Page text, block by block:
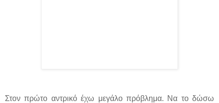
Στον πρώτο αντρικό έχω μεγάλο πρόβλημα. Nα το δώσω